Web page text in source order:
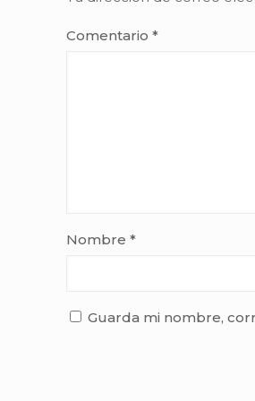
Comentario *
Nombre *
Guarda mi nombre,